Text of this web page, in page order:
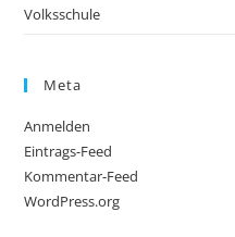
Volksschule
Meta
Anmelden
Eintrags-Feed
Kommentar-Feed
WordPress.org